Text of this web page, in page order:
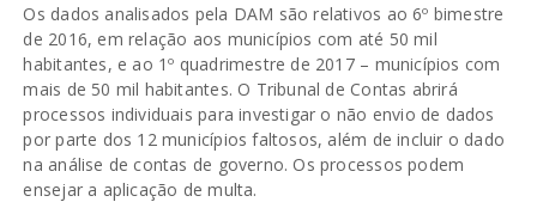
Os dados analisados pela DAM são relativos ao 6º bimestre
de 2016, em relação aos municípios com até 50 mil
habitantes, e ao 1º quadrimestre de 2017 – municípios com
mais de 50 mil habitantes. O Tribunal de Contas abrirá
processos individuais para investigar o não envio de dados
por parte dos 12 municípios faltosos, além de incluir o dado
na análise de contas de governo. Os processos podem
ensejar a aplicação de multa.